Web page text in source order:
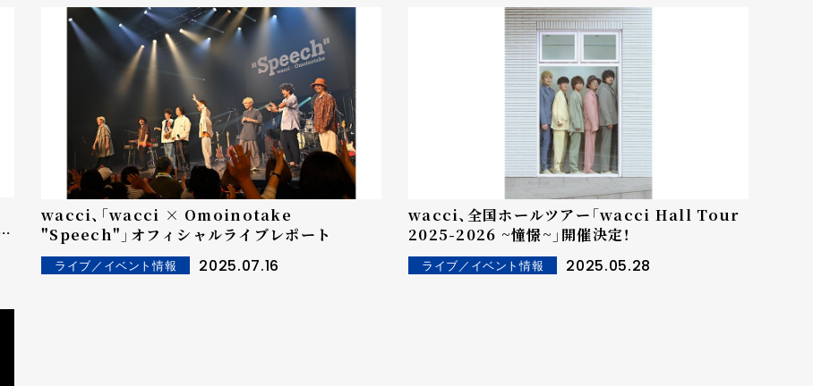
wacci、「wacci × Omoinotake
"Speech"」オフィシャルライブレポート
ライブ／イベント情報 2025.07.16
wacci、全国ホールツアー「wacci Hall Tour
2025-2026 ~憧憬~」開催決定！
ライブ／イベント情報 2025.05.28